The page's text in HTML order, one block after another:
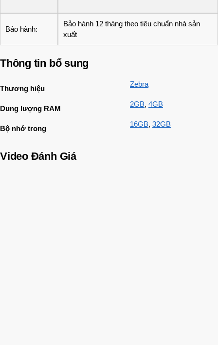
Bảo hành:
Bảo hành 12 tháng theo tiêu chuẩn nhà sản
xuất
Thông tin bổ sung
Thương hiệu
Zebra
Dung lượng RAM
2GB, 4GB
Bộ nhớ trong
16GB, 32GB
Video Đánh Giá